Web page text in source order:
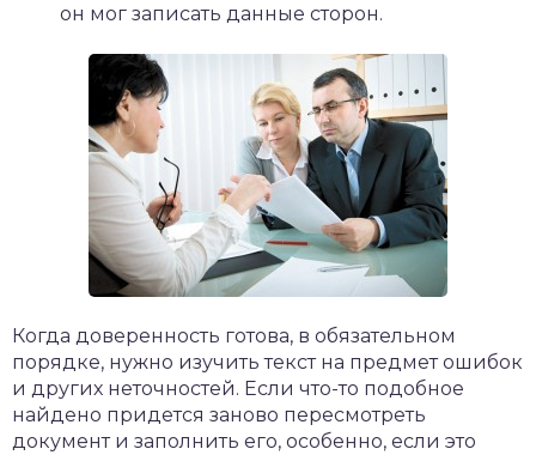
он мог записать данные сторон.
Когда доверенность готова, в обязательном
порядке, нужно изучить текст на предмет ошибок
и других неточностей. Если что-то подобное
найдено придется заново пересмотреть
документ и заполнить его, особенно, если это